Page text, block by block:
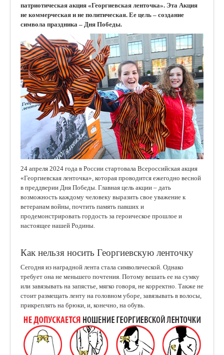
патриотическая акция «Георгиевская ленточка». Эта Акция
не коммерческая и не политическая. Ее цель – создание
символа праздника – Дня Победы.
24 апреля 2024 года в России стартовала Всероссийская акция
«Георгиевская ленточка», которая проводится ежегодно весной
в преддверии Дня Победы. Главная цель акции – дать
возможность каждому человеку выразить свое уважение к
ветеранам войны, почтить память павших и
продемонстрировать гордость за героическое прошлое и
настоящее нашей Родины.
Как нельзя носить Георгиевскую ленточку
Сегодня из наградной лента стала символической. Однако
требует она не меньшего почтения. Потому вешать ее на сумку
или завязывать на запястье, мягко говоря, не корректно. Также не
стоит размещать ленту на головном уборе, завязывать в волосы,
прикреплять на брюки, и, конечно, на обувь.